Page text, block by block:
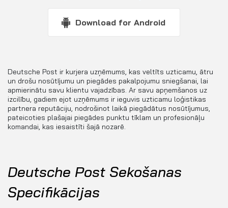
Download for Android
Deutsche Post ir kurjera uzņēmums, kas veltīts uzticamu, ātru
un drošu nosūtījumu un piegādes pakalpojumu sniegšanai, lai
apmierinātu savu klientu vajadzības. Ar savu apņemšanos uz
izcilību, gadiem ejot uzņēmums ir ieguvis uzticamu loģistikas
partnera reputāciju, nodrošinot laikā piegādātus nosūtījumus,
pateicoties plašajai piegādes punktu tīklam un profesionāļu
komandai, kas iesaistīti šajā nozarē.
Deutsche Post Sekošanas
Specifikācijas